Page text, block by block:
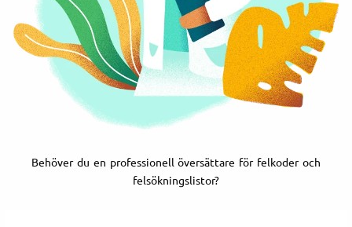
Behöver du en professionell översättare för felkoder och
felsökningslistor?